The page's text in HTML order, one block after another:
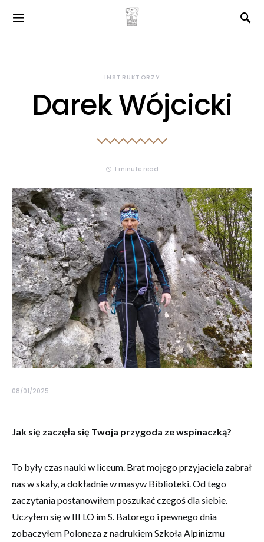
INSTRUKTORZY
Darek Wójcicki
1 minute read
08/01/2025
Jak się zaczęła się Twoja przygoda ze wspinaczką?
To były czas nauki w liceum. Brat mojego przyjaciela zabrał
nas w skały, a dokładnie w masyw Biblioteki. Od tego
zaczytania postanowiłem poszukać czegoś dla siebie.
Uczyłem się w III LO im S. Batorego i pewnego dnia
zobaczyłem Poloneza z nadrukiem Szkoła Alpinizmu
Konieczne
Te pliki cookie
nie są
opcjonalne. Są
Statystyka
Abyśmy mogli
poprawić
funkcjonalność
i strukturę
strony
internetowej,